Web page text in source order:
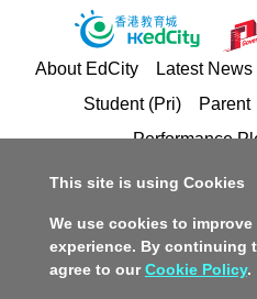
About EdCity Latest News
Student (Pri)
Parent
Performance
Copyright and
Disclaimer
Policy on
This site is using Cookies
We use cookies to
experience. By continuing
agree to ourCookie Policy.